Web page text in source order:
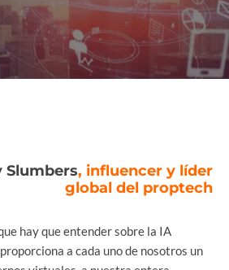
Slumbers, influencer y líder
global del proptech
hay que entender sobre la IA
a cada uno de nosotros un